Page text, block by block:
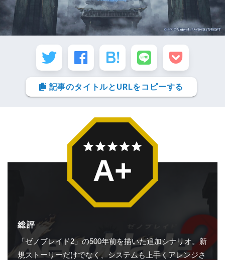
記事のタイトルとURLをコピーする
総評
「ゼノブレイド2」の500年前を描いた追加シナリオ。新
規ストーリーだけでなく、システムも上手くアレンジさ
A+